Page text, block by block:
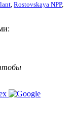
, Rostovskaya NPP,